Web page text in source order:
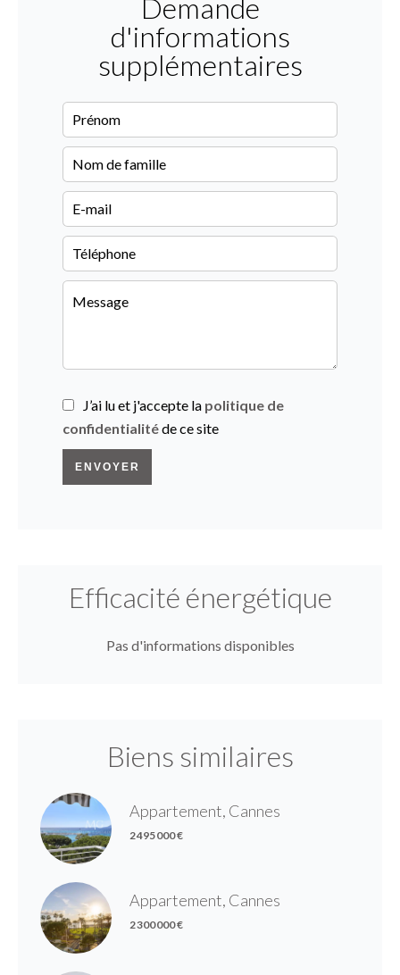
Demande
d'informations
supplémentaires
J’ai lu et j'accepte la politique de
confidentialitéde ce site
ENVOYER
Efficacité énergétique
Pas d'informations disponibles
Biens similaires
Appartement, Cannes
2 495 000 €
Appartement, Cannes
2 300 000 €